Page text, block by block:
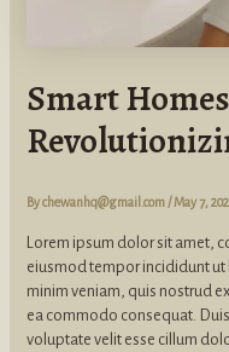
Smart
Bychewanhq@gmail.com/May 7,
Lorem ipsum dolor sit amet,
eiusmod tempor incididunt ut
minim veniam, quis nostrud
ea commodo consequat.
voluptate velit esse cillum